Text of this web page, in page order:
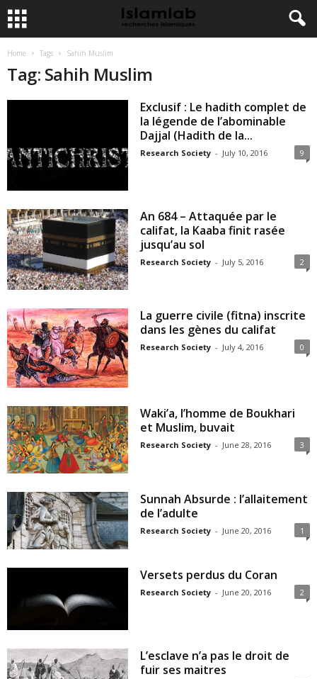
Home Tags Sahih Muslim
Tag: Sahih Muslim
Exclusif : Le hadith complet de
la légende de l’abominable
Dajjal (Hadith de la...
Research Society - July 10, 2016 9
An 684 – Attaquée par le
califat, la Kaaba finit rasée
jusqu’au sol
Research Society - July 5, 2016 2
La guerre civile (fitna) inscrite
dans les gènes du califat
Research Society - July 4, 2016 0
Waki’a, l’homme de Boukhari
et Muslim, buvait
Research Society - June 28, 2016 3
Sunnah Absurde : l’allaitement
de l’adulte
Research Society - June 20, 2016 1
Versets perdus du Coran
Research Society - June 20, 2016 2
L’esclave n’a pas le droit de
fuir ses maitres